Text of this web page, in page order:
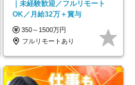
｜未経験歓迎／フルリモート
OK／月給32万＋賞与
350～1500万円
フルリモートあり